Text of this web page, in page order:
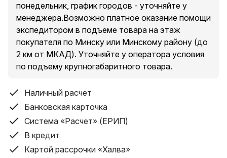
Условия доставки курьером по Минску и Минскому
району (до 2 км от МКАД за исключением п. Сокол и
Аэропорт-Минск ):
Доставка товаров стоимостью свыше 200 руб. –
Доставка товаров стоимостью до 200 руб. – от 10
рублей.
Доставка товара производится бесплатно до
подъезда (до забора в частном доме) покупателя.
Условия доставки курьером по Беларуси (кроме
понедельник, график городов - уточняйте у
менеджера.Возможно платное оказание помощи
экспедитором в подъеме товара на этаж
покупателя по Минску или Минскому району (до
2 км от МКАД). Уточняйте у оператора условия
по подъему крупногабаритного товара.
Наличный расчет
Банковская карточка
Система «Расчет» (ЕРИП)
В кредит
Картой рассрочки «Халва»